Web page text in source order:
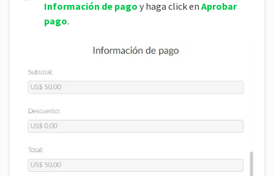
Información de pago y haga click en Aprobar
pago.